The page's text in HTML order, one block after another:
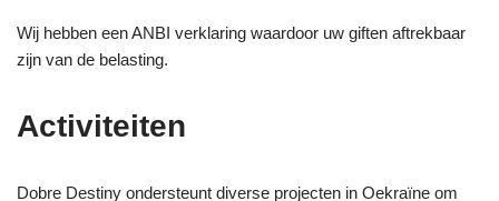
Wij hebben een ANBI verklaring waardoor uw giften aftrekbaar
zijn van de belasting.
Activiteiten
Dobre Destiny ondersteunt diverse projecten in Oekraïne om